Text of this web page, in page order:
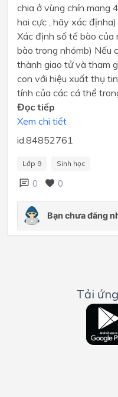
chia ở vùng chín mang
hai cực , hãy xác
Xác định số tế bào
bào trong nhómb) Nếu
thành giao tử và tham
con với hiệu xuất thụ
tính của các cá thể
Đọc tiếp
Xem chi tiết
id:84852761
Lớp 9 Sinh học
0 0
Tải